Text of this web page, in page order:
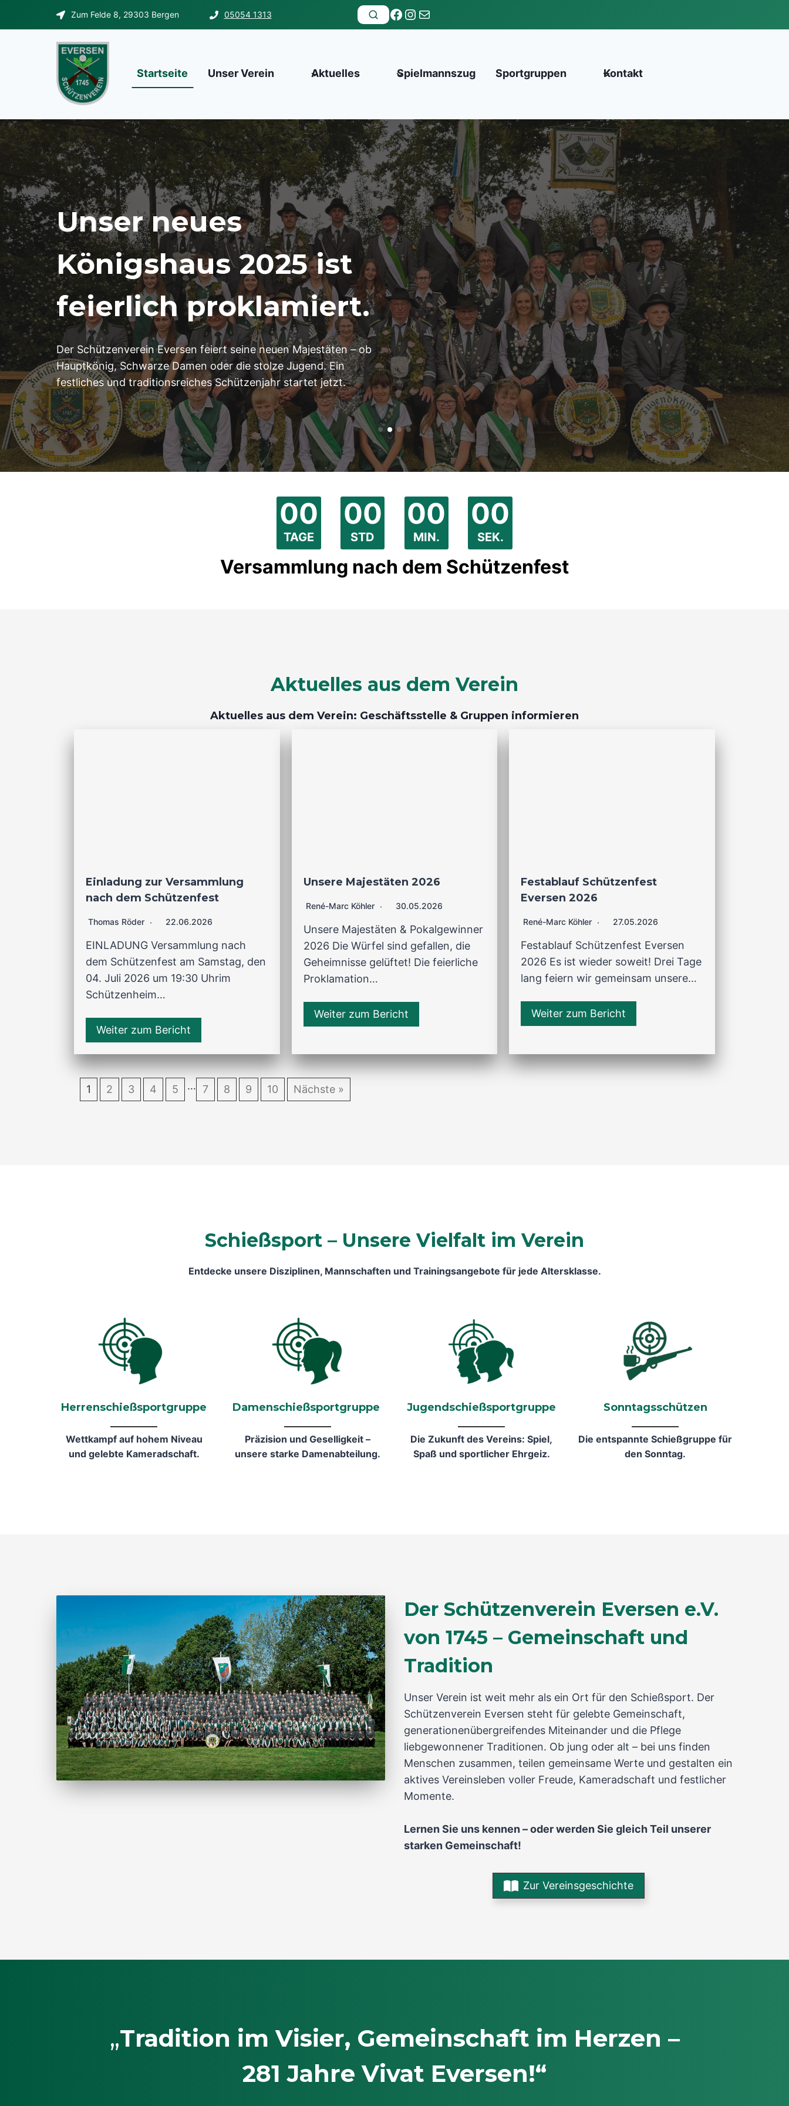
Zum Felde 8, 29303 Bergen 05054 1313 Facebook
Instagram
E-Mail
Startseite Unser Verein Aktuelles Spielmannszug Sportgruppen Kontakt
Unser neues
Königshaus 2025 ist
feierlich proklamiert.
Der Schützenverein Eversen feiert seine neuen Majestäten – ob
Hauptkönig, Schwarze Damen oder die stolze Jugend. Ein
festliches und traditionsreiches Schützenjahr startet jetzt.
00
TAGE
00
STD
00
MIN.
00
SEK.
Versammlung nach dem Schützenfest
Aktuelles aus dem Verein
Aktuelles aus dem Verein: Geschäftsstelle & Gruppen informieren
Einladung zur Versammlung
nach dem Schützenfest
Thomas Röder 22.06.2026
EINLADUNG Versammlung nach
dem Schützenfest am Samstag, den
04. Juli 2026 um 19:30 Uhrim
Schützenheim…
Weiter zum Bericht
Unsere Majestäten 2026
René-Marc Köhler 30.05.2026
Unsere Majestäten & Pokalgewinner
2026 Die Würfel sind gefallen, die
Geheimnisse gelüftet! Die feierliche
Proklamation…
Weiter zum Bericht
Festablauf Schützenfest
Eversen 2026
René-Marc Köhler 27.05.2026
Festablauf Schützenfest Eversen
2026 Es ist wieder soweit! Drei Tage
lang feiern wir gemeinsam unsere…
Weiter zum Bericht
1 2 3 4 5 … 7 8 9 10 Nächste »
Schießsport – Unsere Vielfalt im Verein
Entdecke unsere Disziplinen, Mannschaften und Trainingsangebote für jede Altersklasse.
Herrenschießsportgruppe
Wettkampf auf hohem Niveau
und gelebte Kameradschaft.
Damenschießsportgruppe
Präzision und Geselligkeit –
unsere starke Damenabteilung.
Jugendschießsportgruppe
Die Zukunft des Vereins: Spiel,
Spaß und sportlicher Ehrgeiz.
Sonntagsschützen
Die entspannte Schießgruppe für
den Sonntag.
Der Schützenverein Eversen e.V.
von 1745 – Gemeinschaft und
Tradition
Unser Verein ist weit mehr als ein Ort für den Schießsport. Der
Schützenverein Eversen steht für gelebte Gemeinschaft,
generationenübergreifendes Miteinander und die Pflege
liebgewonnener Traditionen. Ob jung oder alt – bei uns finden
Menschen zusammen, teilen gemeinsame Werte und gestalten ein
aktives Vereinsleben voller Freude, Kameradschaft und festlicher
Momente.
Lernen Sie uns kennen – oder werden Sie gleich Teil unserer
starken Gemeinschaft!
Zur Vereinsgeschichte
„Tradition im Visier, Gemeinschaft im Herzen –
281 Jahre Vivat Eversen!“